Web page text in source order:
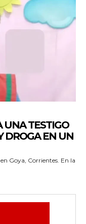
UNA TESTIGO
DROGA EN UN
Goya, Corrientes. En la